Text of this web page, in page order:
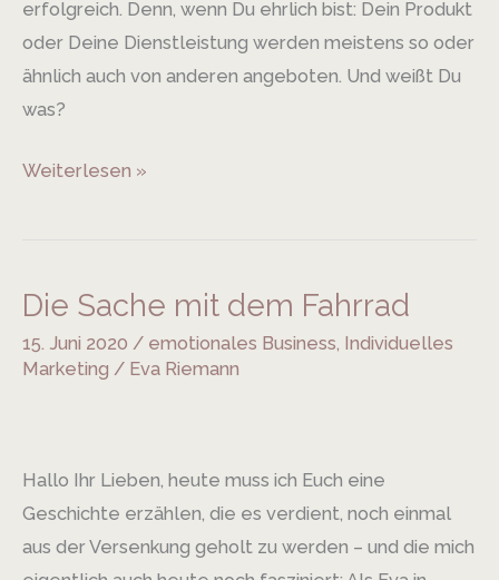
erfolgreich. Denn, wenn Du ehrlich bist: Dein Produkt
oder Deine Dienstleistung werden meistens so oder
ähnlich auch von anderen angeboten. Und weißt Du
was?
Weiterlesen »
Die Sache mit dem Fahrrad
15. Juni 2020 / emotionales Business, Individuelles
Marketing / Eva Riemann
Hallo Ihr Lieben, heute muss ich Euch eine
Geschichte erzählen, die es verdient, noch einmal
aus der Versenkung geholt zu werden – und die mich
Die
Sache
mit